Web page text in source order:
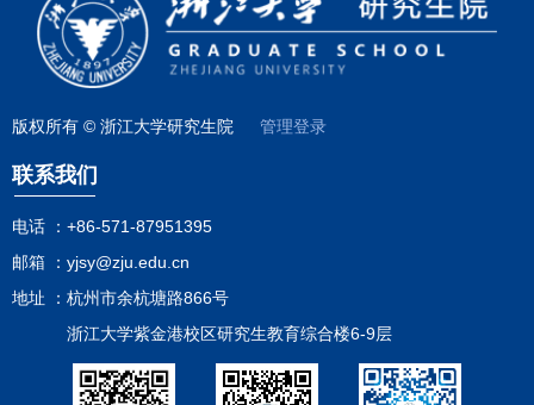
版权所有 © 浙江大学研究生院 管理登录
联系我们
电话 ： +86-571-87951395
邮箱 ： yjsy@zju.edu.cn
地址 ： 杭州市余杭塘路866号
浙江大学紫金港校区研究生教育综合楼6-9层